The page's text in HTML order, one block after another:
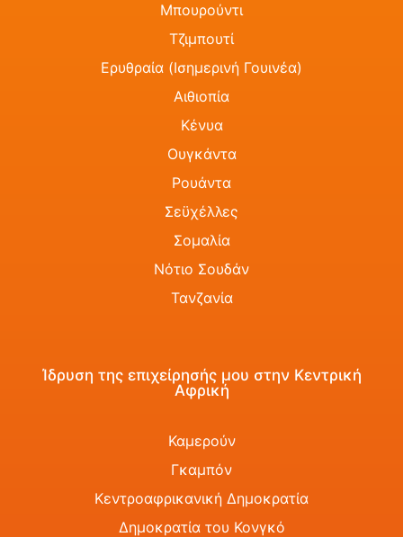
Μπουρούντι
Τζιμπουτί
Ερυθραία (Ισημερινή Γουινέα)
Αιθιοπία
Κένυα
Ουγκάντα
Ρουάντα
Σεϋχέλλες
Σομαλία
Νότιο Σουδάν
Τανζανία
Ίδρυση της επιχείρησής μου στην Κεντρική
Αφρική
Καμερούν
Γκαμπόν
Κεντροαφρικανική Δημοκρατία
Δημοκρατία του Κονγκό